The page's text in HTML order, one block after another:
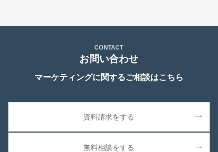
CONTACT
お問い合わせ
マーケティングに関するご相談はこちら
資料請求をする
無料相談をする